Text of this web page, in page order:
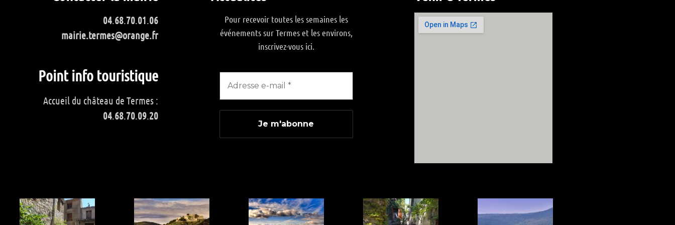
04.68.70.01.06
mairie.termes@orange.fr
Point info touristique
Accueil du château de Termes :
04.68.70.09.20
Pour recevoir toutes les semaines les
événements sur Termes et les environs,
inscrivez-vous ici.